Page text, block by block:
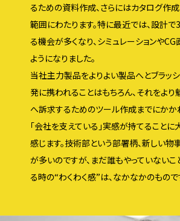
るための資料作成、さらにはカタログ作
範囲にわたります。特に最近では、設計
る機会が多くなり、シミュレーションや
ようになりました。
当社主力製品をよりよい製品へとブラッ
発に携われることはもちろん、それをよ
へ訴求するためのツール作成までにかか
「会社を支えている」実感が持てること
感じます。技術部という部署柄、新しい
が多いのですが、まだ誰もやっていないこ
る時の“わくわく感”は、なかなかのもので